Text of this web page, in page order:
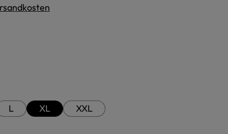
L XL XXL